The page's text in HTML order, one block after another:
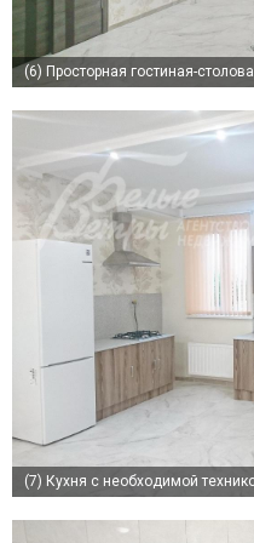
(6) Просторная гостиная-
(7) Кухня с необходимой